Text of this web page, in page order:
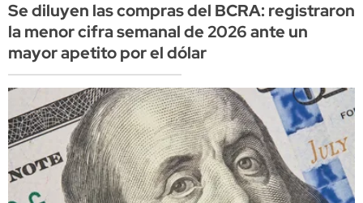
Se diluyen las compras del BCRA: registraron
la menor cifra semanal de 2026 ante un
mayor apetito por el dólar